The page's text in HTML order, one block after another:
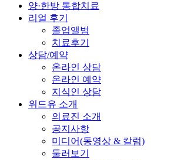
양·한방 통합치료
리얼 후기
졸업앨범
치료후기
상담/예약
온라인 상담
온라인 예약
지식인 상담
위드유 소개
의료진 소개
공지사항
미디어(동영상 & 칼럼)
둘러보기